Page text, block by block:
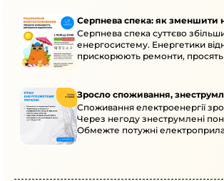
Серпнева спека: як зменшити
Серпнева спека суттєво
енергосистему. Енергетики
прискорюють ремонти,
Зросло споживання,
Споживання електроенергії
Через негоду знеструмлені
Обмежте потужні